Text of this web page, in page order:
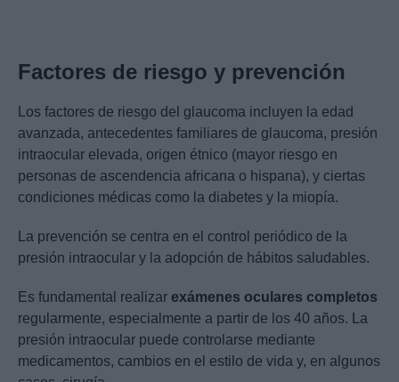
Factores de riesgo y prevención
Los factores de riesgo del glaucoma incluyen la edad
avanzada, antecedentes familiares de glaucoma, presión
intraocular elevada, origen étnico (mayor riesgo en
personas de ascendencia africana o hispana), y ciertas
condiciones médicas como la diabetes y la miopía.
La prevención se centra en el control periódico de la
presión intraocular y la adopción de hábitos saludables.
Es fundamental realizar exámenes oculares completos
regularmente, especialmente a partir de los 40 años. La
presión intraocular puede controlarse mediante
medicamentos, cambios en el estilo de vida y, en algunos